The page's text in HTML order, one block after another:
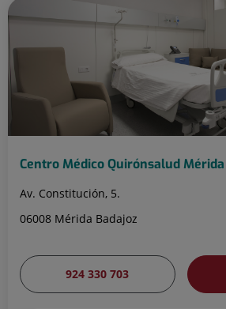
Centro Médico Quirónsalud Mérida
Av. Constitución, 5.
06008 Mérida Badajoz
924 330 703